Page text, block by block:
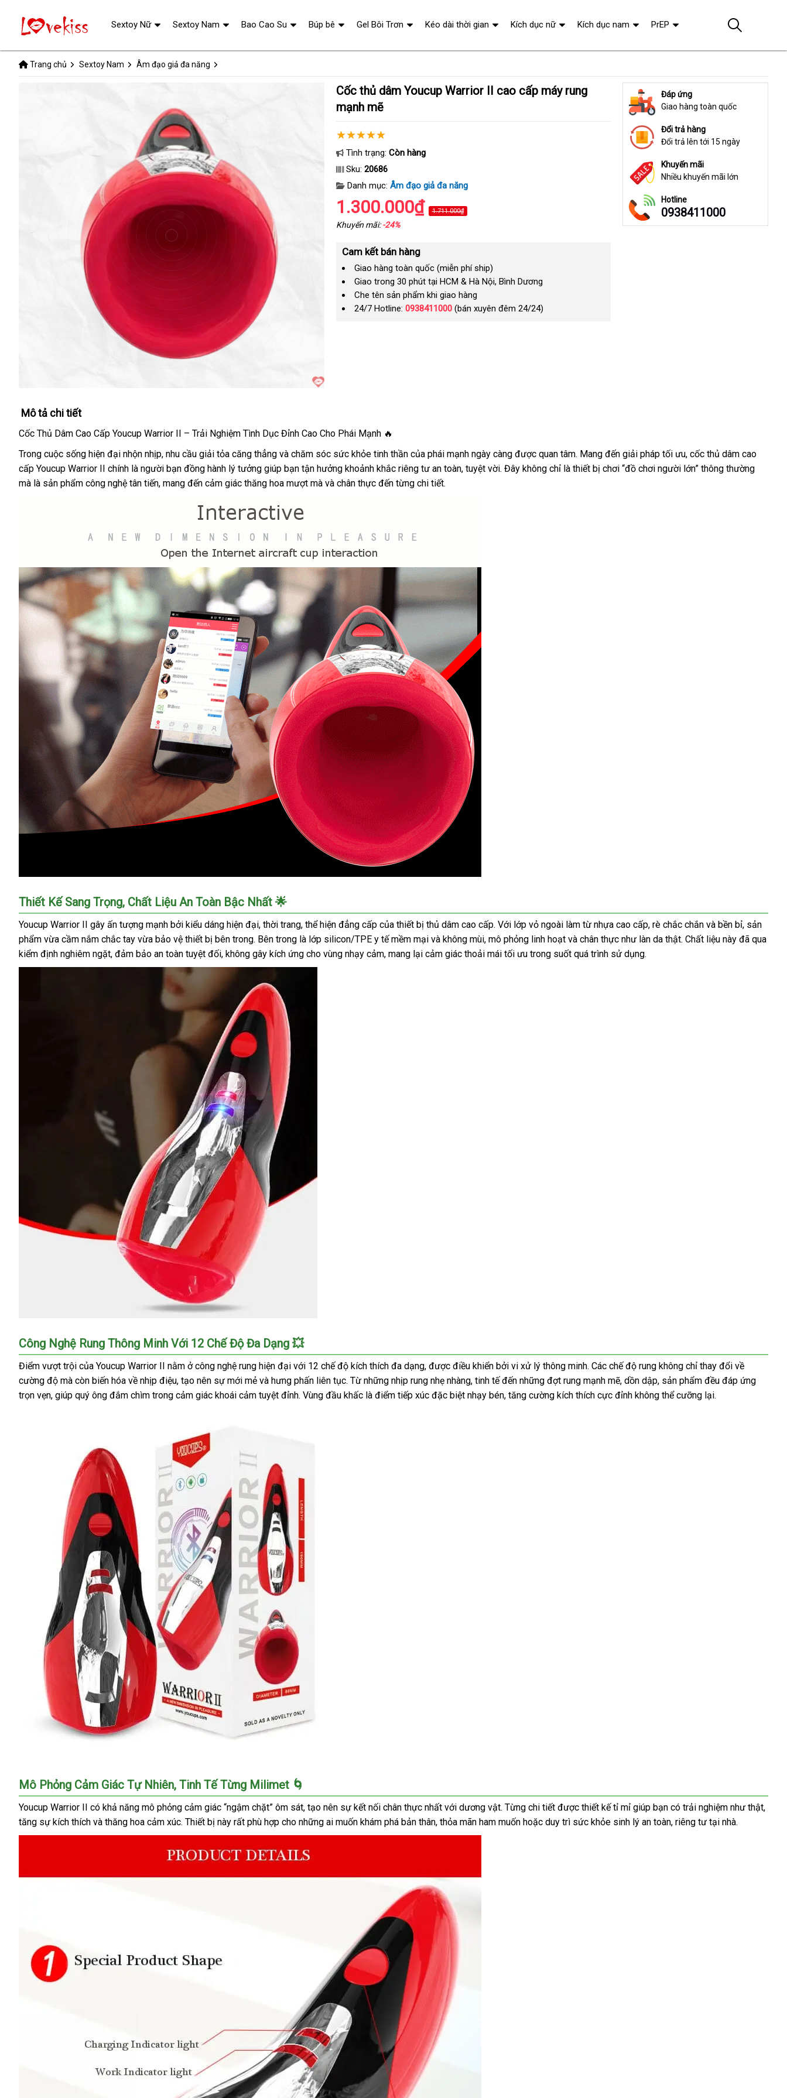
Trang chủ Sextoy Nam Âm đạo giả đa năng
Cốc thủ dâm Youcup Warrior II cao cấp máy rung
mạnh mẽ
Tình trạng: Còn hàng
Sku: 20686
Danh mục: Âm đạo giả đa năng
1.300.000₫ 1.711.000₫
Khuyến mãi:-24%
Cam kết bán hàng
Giao hàng toàn quốc (miễn phí ship)
Giao trong 30 phút tại HCM & Hà Nội, Bình Dương
Che tên sản phẩm khi giao hàng
24/7 Hotline: 0938411000(bán xuyên đêm 24/24)
Đáp ứng
Giao hàng toàn quốc
Đổi trả hàng
Đổi trả lên tới 15 ngày
Khuyến mãi
Nhiều khuyến mãi lớn
Hotline
0938411000
Mô tả chi tiết
Cốc Thủ Dâm Cao Cấp Youcup Warrior II – Trải Nghiệm Tình Dục Đỉnh Cao Cho Phái Mạnh 🔥
Trong cuộc sống hiện đại nhộn nhịp, nhu cầu giải tỏa căng thẳng và chăm sóc sức khỏe tinh thần của phái mạnh ngày càng được quan tâm. Mang đến giải pháp tối ưu, cốc thủ dâm cao
cấp Youcup Warrior II chính là người bạn đồng hành lý tưởng giúp bạn tận hưởng khoảnh khắc riêng tư an toàn, tuyệt vời. Đây không chỉ là thiết bị chơi “đồ chơi người lớn” thông thường
mà là sản phẩm công nghệ tân tiến, mang đến cảm giác thăng hoa mượt mà và chân thực đến từng chi tiết.
Thiết Kế Sang Trọng, Chất Liệu An Toàn Bậc Nhất 🌟
Youcup Warrior II gây ấn tượng mạnh bởi kiểu dáng hiện đại, thời trang, thể hiện đẳng cấp của thiết bị thủ dâm cao cấp. Với lớp vỏ ngoài làm từ nhựa cao cấp, rè chắc chắn và bền bỉ, sản
phẩm vừa cầm nắm chắc tay vừa bảo vệ thiết bị bên trong. Bên trong là lớp silicon/TPE y tế mềm mại và không mùi, mô phỏng linh hoạt và chân thực như làn da thật. Chất liệu này đã qua
kiểm định nghiêm ngặt, đảm bảo an toàn tuyệt đối, không gây kích ứng cho vùng nhạy cảm, mang lại cảm giác thoải mái tối ưu trong suốt quá trình sử dụng.
Công Nghệ Rung Thông Minh Với 12 Chế Độ Đa Dạng 💥
Điểm vượt trội của Youcup Warrior II nằm ở công nghệ rung hiện đại với 12 chế độ kích thích đa dạng, được điều khiển bởi vi xử lý thông minh. Các chế độ rung không chỉ thay đổi về
cường độ mà còn biến hóa về nhịp điệu, tạo nên sự mới mẻ và hưng phấn liên tục. Từ những nhịp rung nhẹ nhàng, tinh tế đến những đợt rung mạnh mẽ, dồn dập, sản phẩm đều đáp ứng
trọn vẹn, giúp quý ông đắm chìm trong cảm giác khoái cảm tuyệt đỉnh. Vùng đầu khấc là điểm tiếp xúc đặc biệt nhạy bén, tăng cường kích thích cực đỉnh không thể cưỡng lại.
Mô Phỏng Cảm Giác Tự Nhiên, Tinh Tế Từng Milimet 🌀
Youcup Warrior II có khả năng mô phỏng cảm giác “ngậm chặt” ôm sát, tạo nên sự kết nối chân thực nhất với dương vật. Từng chi tiết được thiết kế tỉ mỉ giúp bạn có trải nghiệm như thật,
tăng sự kích thích và thăng hoa cảm xúc. Thiết bị này rất phù hợp cho những ai muốn khám phá bản thân, thỏa mãn ham muốn hoặc duy trì sức khỏe sinh lý an toàn, riêng tư tại nhà.
Sextoy Nữ Sextoy Nam Bao Cao Su Búp bê Gel Bôi Trơn Kéo dài thời gian Kích dục nữ Kích dục nam PrEP